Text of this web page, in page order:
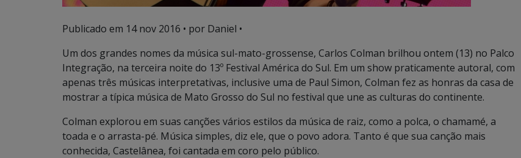
Publicado em 14 nov 2016 • por Daniel •
Um dos grandes nomes da música sul-mato-grossense, Carlos Colman brilhou ontem (13) no Palco
Integração, na terceira noite do 13º Festival América do Sul. Em um show praticamente autoral, com
apenas três músicas interpretativas, inclusive uma de Paul Simon, Colman fez as honras da casa de
mostrar a típica música de Mato Grosso do Sul no festival que une as culturas do continente.
Colman explorou em suas canções vários estilos da música de raiz, como a polca, o chamamé, a
toada e o arrasta-pé. Música simples, diz ele, que o povo adora. Tanto é que sua canção mais
conhecida, Castelânea, foi cantada em coro pelo público.